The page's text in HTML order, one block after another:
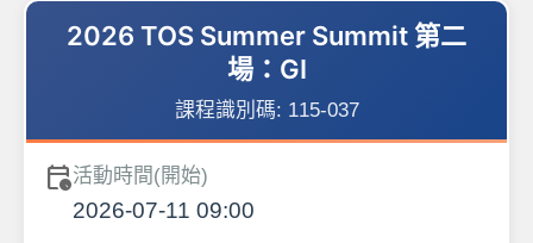
2026 TOS Summer Summit 第二
場：GI
課程識別碼: 115-037
calendar_clock活動時間(開始)
2026-07-11 09:00